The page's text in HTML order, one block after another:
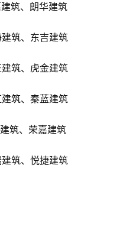
筑、朗华建筑
筑、东吉建筑
筑、虎金建筑
筑、秦蓝建筑
筑、荣嘉建筑
筑、悦捷建筑